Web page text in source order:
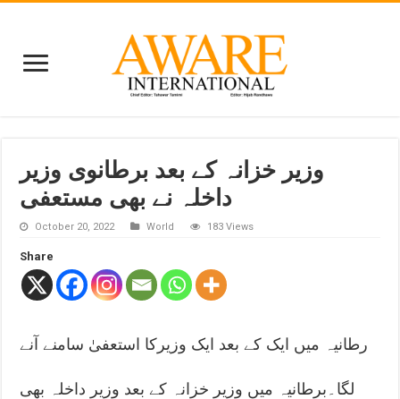
وزیر خزانہ کے بعد برطانوی وزیر
داخلہ نے بھی مستعفی
October 20, 2022 World 183 Views
Share
رطانیہ میں ایک کے بعد ایک وزیرکا استعفیٰ سامنے آنے
لگا۔برطانیہ میں وزیر خزانہ کے بعد وزیر داخلہ بھی